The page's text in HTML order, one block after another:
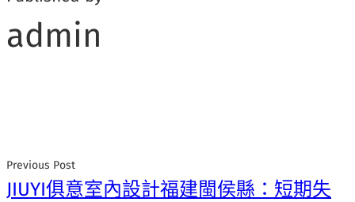
admin
Previous Post
JIUYI俱意室內設計福建閩侯縣：短期失